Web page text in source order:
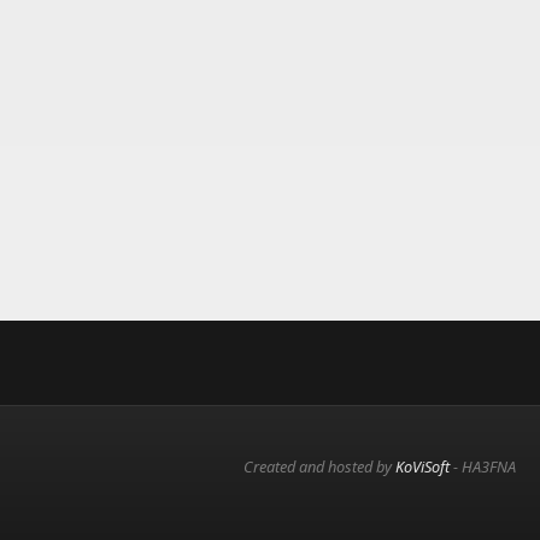
Created and hosted byKoViSoft- HA3FNA